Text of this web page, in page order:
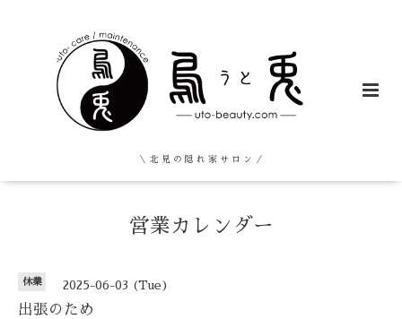
＼ 北 見 の 隠 れ 家 サ ロ ン ／
営業カレンダー
休業 2025-06-03 (Tue)
出張のため